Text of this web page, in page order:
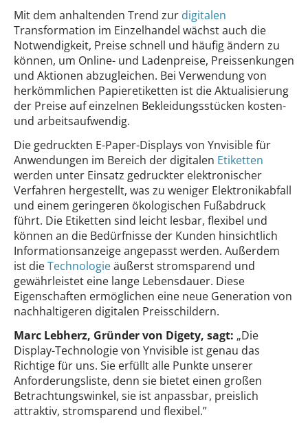
Mit dem anhaltenden Trend zur digitalen
Transformation im Einzelhandel wächst auch die
Notwendigkeit, Preise schnell und häufig ändern zu
können, um Online- und Ladenpreise, Preissenkungen
und Aktionen abzugleichen. Bei Verwendung von
herkömmlichen Papieretiketten ist die Aktualisierung
der Preise auf einzelnen Bekleidungsstücken kosten-
und arbeitsaufwendig.
Die gedruckten E-Paper-Displays von Ynvisible für
Anwendungen im Bereich der digitalen Etiketten
werden unter Einsatz gedruckter elektronischer
Verfahren hergestellt, was zu weniger Elektronikabfall
und einem geringeren ökologischen Fußabdruck
führt. Die Etiketten sind leicht lesbar, flexibel und
können an die Bedürfnisse der Kunden hinsichtlich
Informationsanzeige angepasst werden. Außerdem
ist dieTechnologieäußerst stromsparend und
gewährleistet eine lange Lebensdauer. Diese
Eigenschaften ermöglichen eine neue Generation von
nachhaltigeren digitalen Preisschildern.
Marc Lebherz, Gründer von Digety, sagt: „Die
Display-Technologie von Ynvisible ist genau das
Richtige für uns. Sie erfüllt alle Punkte unserer
Anforderungsliste, denn sie bietet einen großen
Betrachtungswinkel, sie ist anpassbar, preislich
attraktiv, stromsparend und flexibel.”